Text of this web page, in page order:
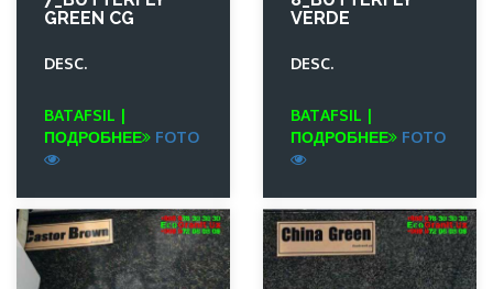
GREEN CG
DESC.
BATAFSIL |
ПОДРОБНЕЕ
FOTO
VERDE
DESC.
BATAFSIL |
ПОДРОБНЕЕ
FOTO